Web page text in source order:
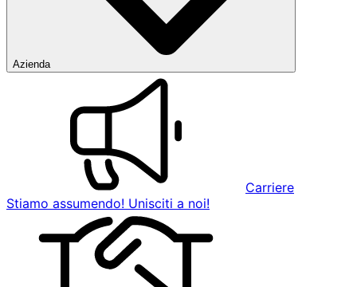
Azienda
Carriere
Stiamo assumendo! Unisciti a noi!